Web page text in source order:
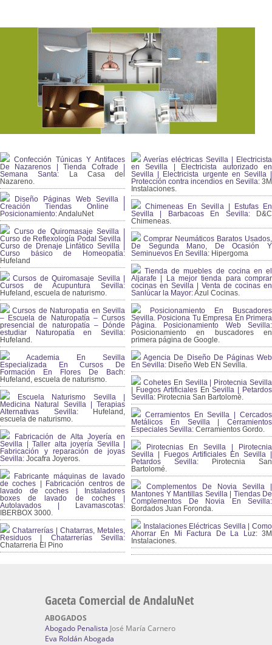
Confección Túnicas Y Antifaces
De Nazarenos | Tienda Cofrade |
Semana Santa: La Casa del
Nazareno.
Diseño Páginas Web Sevilla |
Creación Tiendas Online |
Posicionamiento:AndaluNet
Curso de Quiromasaje Sevilla |
Curso de Reflexología Podal Sevilla |
Curso de Drenaje Linfático Sevilla |
Curso básico de Homeopatía:
Hufeland
Cursos de Quiromasaje Sevilla |
Cursos de Acupuntura Sevilla:
Hufeland, escuela de naturismo.
Cursos de Naturopatia en Sevilla
– Escuela de Naturopatía – Cursos
presencial de naturopatía – Dónde
estudiar Naturopatía en Sevilla:
Hufeland.
Academia En Sevilla
Especializada En Cursos De
Formación En Flores De Bach:
Hufeland, escuela de naturismo.
Escuela Naturismo Sevilla |
Medicina Natural Sevilla | Terapias
Alternativas Sevilla: Hufeland,
escuela de naturismo.
Fabricación de Alta Joyería en
Sevilla | Taller alta joyería Sevilla |
Fabricación y reparación de joyas
Sevilla: Jocafra Joyeros.
Fabricante máquinas de lavado
de coches | Fabricación centros de
lavado de coches | Instaladores
boxes de lavado de coches |
Autolavados | Lavamascotas:
IBERBOX 3000.
Chatarrerías | Chatarras, Metales,
Residuos | Chatarrerías Sevilla:
Chatarreria El Pino
Averías eléctricas Sevilla | Electricista
en Sevilla | Electricista autorizado en
Sevilla | Electricista urgente en Sevilla |
Protección contra incendios en Sevilla:3M
Instalaciones.
Chimeneas En Sevilla | Estufas En
Sevilla | Barbacoas En Sevilla:D&C
Chimeneas.
Comprar Neumáticos Baratos Usados,
De Segunda Mano, De Ocasión Y
Seminuevos En Sevilla: Hipergoma
Tienda de muebles de cocina en el
Aljarafe | La mejor tienda para comprar
cocinas en Sevilla | Venta de cocinas en
Sanlúcar la Mayor:Azul Cocinas.
Posicionamiento En Buscadores
Sevilla. Posiciona Tu Empresa En Primera
Página. Posicionamiento Web Sevilla:
Posicionamiento en buscadores en
primera página de Google.
Agencia De Diseño De Páginas Web
En Sevilla: Diseño Web EN Sevilla.
Cohetes En Sevilla | Pirotecnia Sevilla
| Fuegos Artificiales En Sevilla | Petardos
Sevilla: Pirotecnia San Bartolomé.
Cerramientos En Sevilla | Cercados
Metálicos En Sevilla | Cerramientos
Especiales Sevilla: Cerramientos Gordo.
Pirotecnias En Sevilla | Pirotecnia
Sevilla | Fuegos Artificiales En Sevilla |
Petardos Sevilla: Pirotecnia San
Bartolomé.
Complementos De Novia Sevilla |
Mantones Y Mantillas Sevilla | Tiendas De
Complementos De Novia En Sevilla:
Bordados Juan Foronda.
Instalaciones Eléctricas Sevilla | Como
Ahorrar En Mi Factura De La Luz:3M
Instalaciones.
Gaceta Comercial de AndaluNet
ABOGADOS
Abogado Penalista José María Carnero
Eva Roldán Abogada